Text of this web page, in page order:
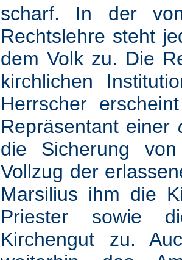
scharf. In der
Rechtslehre steht
dem Volk zu. Die
kirchlichen
Herrscher
Repräsentant einer
die Sicherung
Vollzug der
Marsilius ihm die
Priester sowie
Kirchengut zu.